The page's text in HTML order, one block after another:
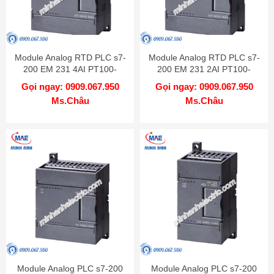
Module Analog RTD PLC s7-
200 EM 231 4AI PT100-
6ES7231-7PC22-0XA0
Gọi ngay: 0909.067.950
Ms.Châu
Module Analog RTD PLC s7-
200 EM 231 2AI PT100-
6ES7231-7PB22-0XA0
Gọi ngay: 0909.067.950
Ms.Châu
Module Analog PLC s7-200
Module Analog PLC s7-200